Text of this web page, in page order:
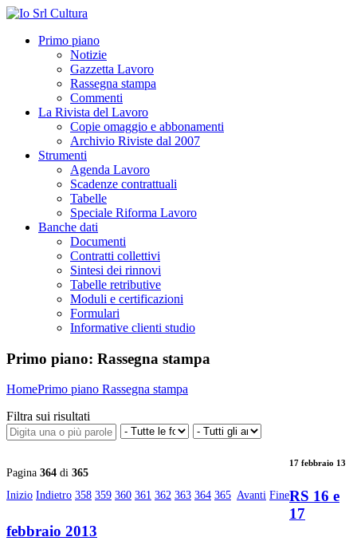
Primo piano
Notizie
Gazzetta Lavoro
Rassegna stampa
Commenti
La Rivista del Lavoro
Copie omaggio e abbonamenti
Archivio Riviste dal 2007
Strumenti
Agenda Lavoro
Scadenze contrattuali
Tabelle
Speciale Riforma Lavoro
Banche dati
Documenti
Contratti collettivi
Sintesi dei rinnovi
Tabelle retributive
Moduli e certificazioni
Formulari
Informative clienti studio
Primo piano: Rassegna stampa
HomePrimo piano Rassegna stampa
Filtra sui risultati
Pagina 364 di 365
Inizio Indietro 358 359 360 361 362 363 364 365 Avanti Fine
17 febbraio 13
RS 16 e
17
febbraio 2013